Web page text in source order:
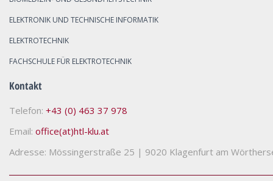
ELEKTRONIK UND TECHNISCHE INFORMATIK
ELEKTROTECHNIK
FACHSCHULE FÜR ELEKTROTECHNIK
Kontakt
Telefon: +43 (0) 463 37 978
Email: office(at)htl-klu.at
Adresse: Mössingerstraße 25 | 9020 Klagenfurt am